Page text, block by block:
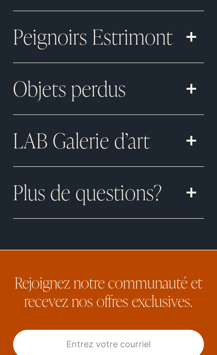
Peignoirs Estrimont
Objets perdus
LAB Galerie d’art
Plus de questions?
Rejoignez notre communauté et
recevez nos offres exclusives.
Inscription Infolettre (FR)